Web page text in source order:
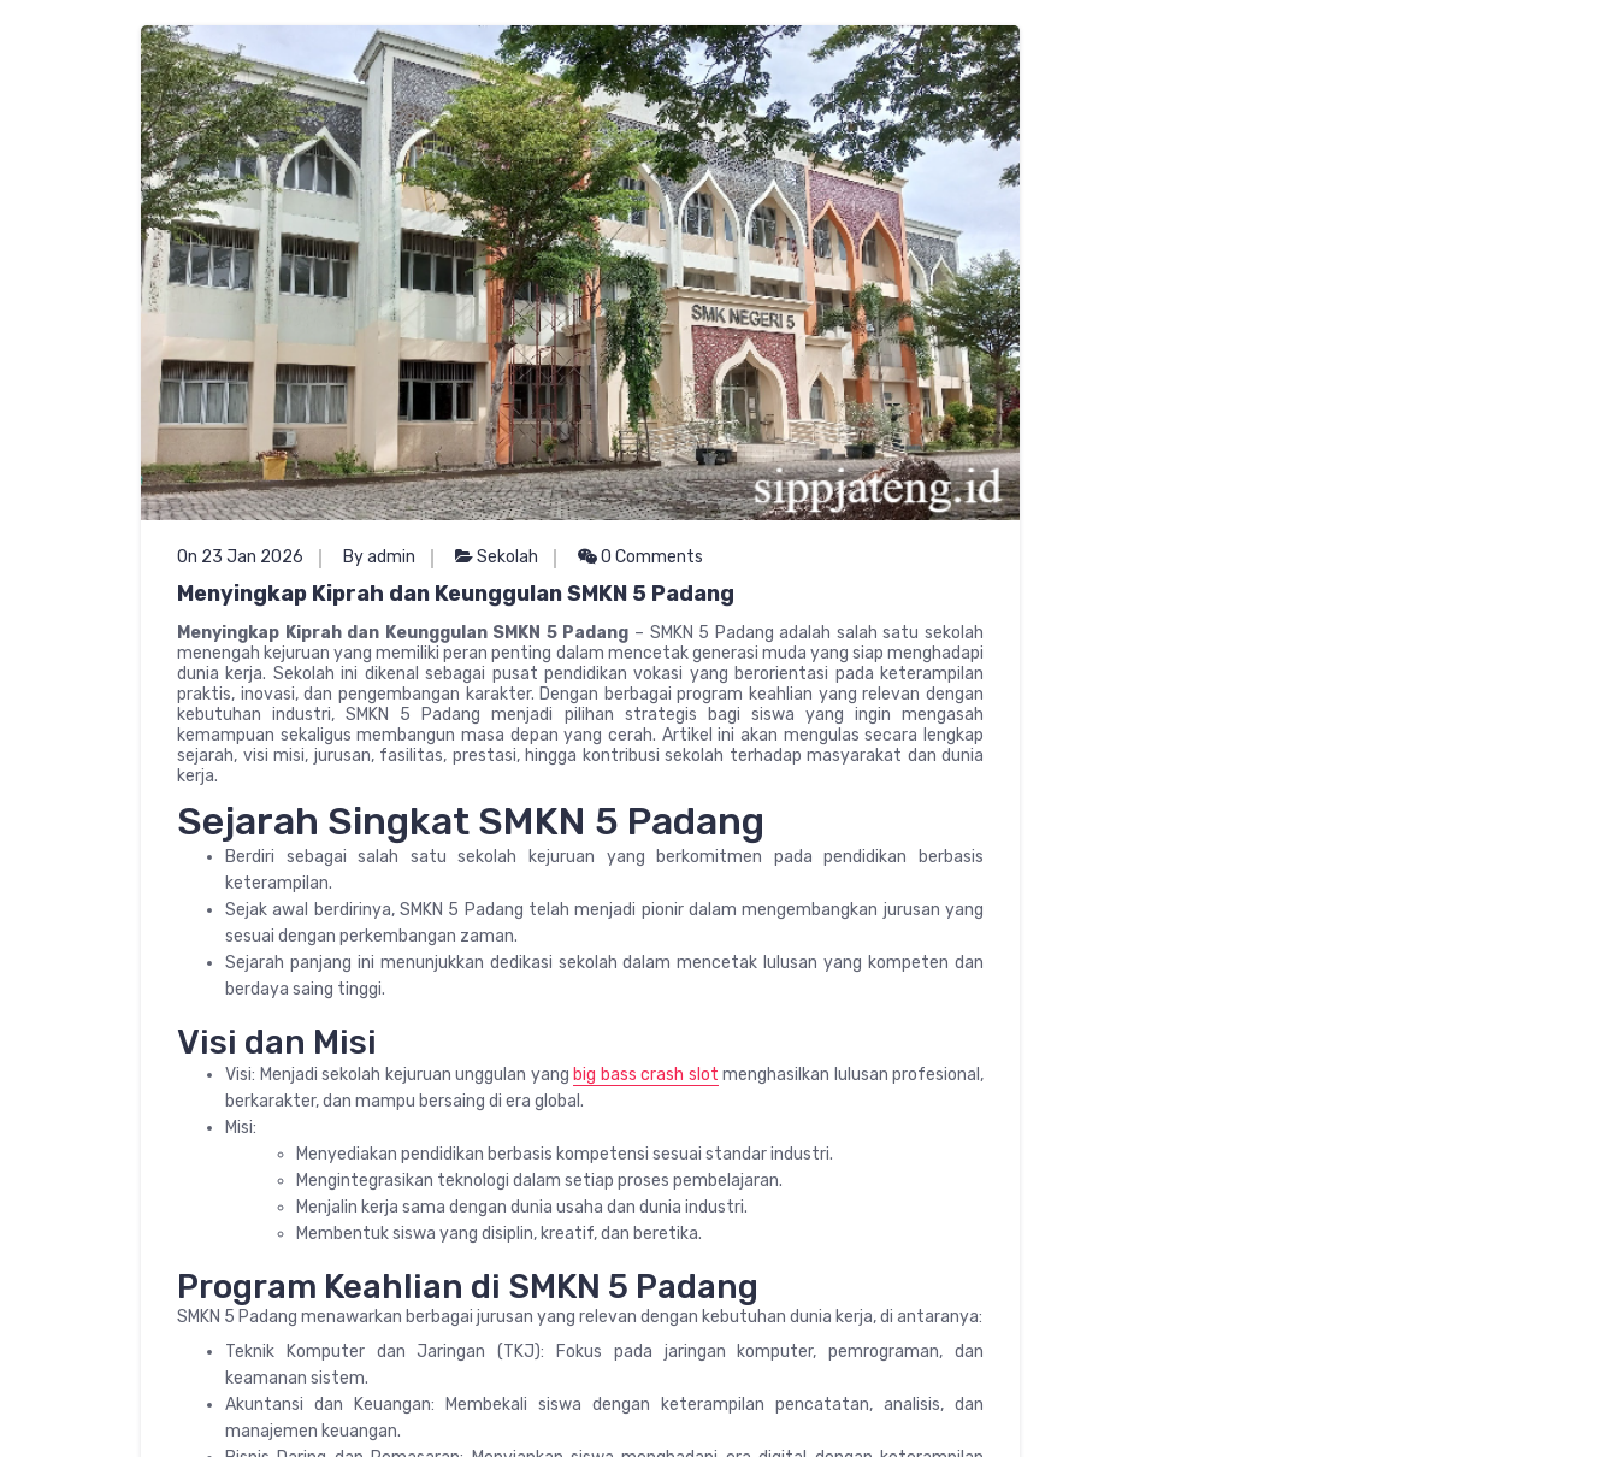
On 23 Jan 2026 By admin Sekolah 0 Comments
Menyingkap Kiprah dan Keunggulan SMKN 5 Padang
Menyingkap Kiprah dan Keunggulan SMKN 5 Padang – SMKN 5 Padang adalah salah satu sekolah
menengah kejuruan yang memiliki peran penting dalam mencetak generasi muda yang siap menghadapi
dunia kerja. Sekolah ini dikenal sebagai pusat pendidikan vokasi yang berorientasi pada keterampilan
praktis, inovasi, dan pengembangan karakter. Dengan berbagai program keahlian yang relevan dengan
kebutuhan industri, SMKN 5 Padang menjadi pilihan strategis bagi siswa yang ingin mengasah
kemampuan sekaligus membangun masa depan yang cerah. Artikel ini akan mengulas secara lengkap
sejarah, visi misi, jurusan, fasilitas, prestasi, hingga kontribusi sekolah terhadap masyarakat dan dunia
kerja.
Sejarah Singkat SMKN 5 Padang
Berdiri sebagai salah satu sekolah kejuruan yang berkomitmen pada pendidikan berbasis
keterampilan.
Sejak awal berdirinya, SMKN 5 Padang telah menjadi pionir dalam mengembangkan jurusan yang
sesuai dengan perkembangan zaman.
Sejarah panjang ini menunjukkan dedikasi sekolah dalam mencetak lulusan yang kompeten dan
berdaya saing tinggi.
Visi dan Misi
Visi: Menjadi sekolah kejuruan unggulan yang big bass crash slot menghasilkan lulusan profesional,
berkarakter, dan mampu bersaing di era global.
Misi:
Menyediakan pendidikan berbasis kompetensi sesuai standar industri.
Mengintegrasikan teknologi dalam setiap proses pembelajaran.
Menjalin kerja sama dengan dunia usaha dan dunia industri.
Membentuk siswa yang disiplin, kreatif, dan beretika.
Program Keahlian di SMKN 5 Padang
SMKN 5 Padang menawarkan berbagai jurusan yang relevan dengan kebutuhan dunia kerja, di antaranya:
Teknik Komputer dan Jaringan (TKJ): Fokus pada jaringan komputer, pemrograman, dan
keamanan sistem.
Akuntansi dan Keuangan: Membekali siswa dengan keterampilan pencatatan, analisis, dan
manajemen keuangan.